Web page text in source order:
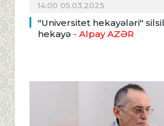
14:00 05.03.2025
"Universitet hekayələri"
hekayə - Alpay AZƏR